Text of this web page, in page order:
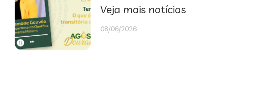
Veja mais notícias
08/06/2026